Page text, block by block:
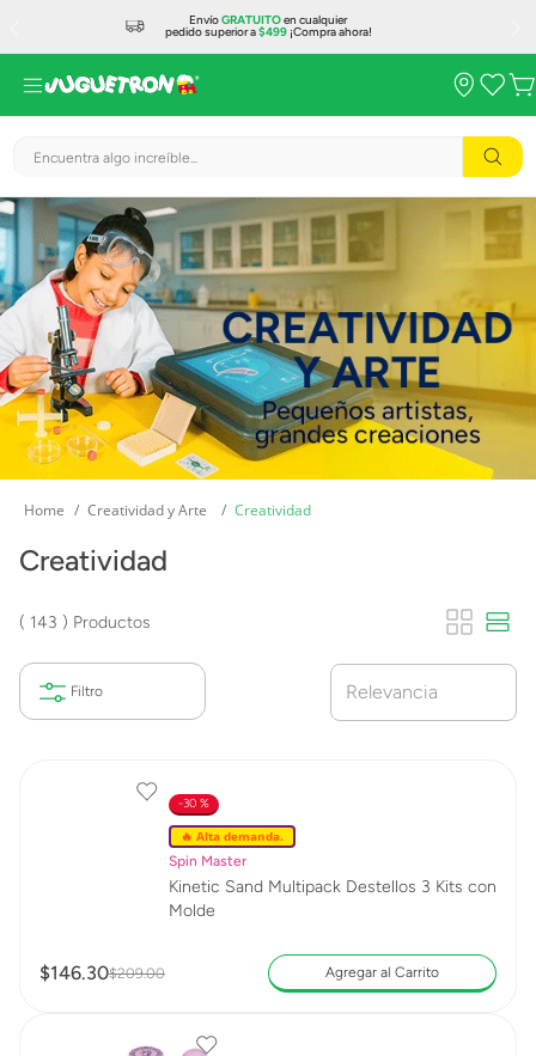
EnvíoGRATUITOen cualquier
pedido superior a$499¡Compra ahora!
Encuentra algo increíble...
Creatividad y Arte Creatividad
Creatividad
143 Productos
Relevancia
30 %
🔥 Alta demanda.
Spin Master
Kinetic Sand Multipack Destellos 3 Kits con
Molde
$146.30$209.00 Agregar al Carrito